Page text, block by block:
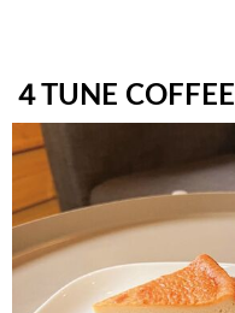
４TUNE COFFEE